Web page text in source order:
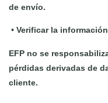
de envío.
• Verificar la
EFP no se
pérdidas derivadas de
cliente.